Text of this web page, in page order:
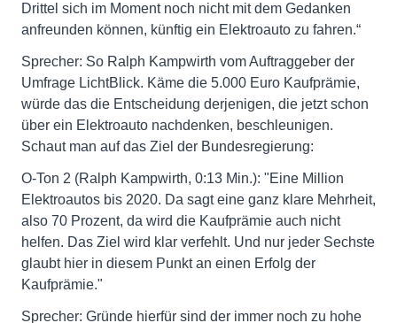
Drittel sich im Moment noch nicht mit dem Gedanken
anfreunden können, künftig ein Elektroauto zu fahren.“
Sprecher: So Ralph Kampwirth vom Auftraggeber der
Umfrage LichtBlick. Käme die 5.000 Euro Kaufprämie,
würde das die Entscheidung derjenigen, die jetzt schon
über ein Elektroauto nachdenken, beschleunigen.
Schaut man auf das Ziel der Bundesregierung:
O-Ton 2 (Ralph Kampwirth, 0:13 Min.): "Eine Million
Elektroautos bis 2020. Da sagt eine ganz klare Mehrheit,
also 70 Prozent, da wird die Kaufprämie auch nicht
helfen. Das Ziel wird klar verfehlt. Und nur jeder Sechste
glaubt hier in diesem Punkt an einen Erfolg der
Kaufprämie."
Sprecher: Gründe hierfür sind der immer noch zu hohe